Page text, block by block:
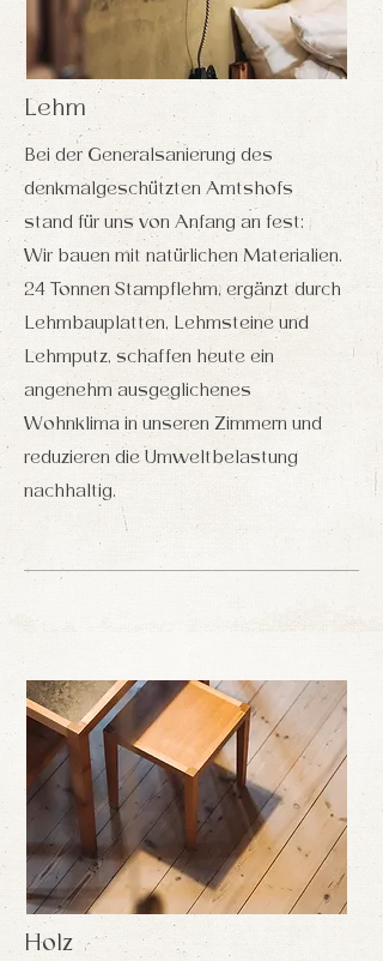
Lehm
Bei der Generalsanierung des
denkmalgeschützten Amtshofs
stand für uns von Anfang an fest:
Wir bauen mit natürlichen Materialien.
24 Tonnen Stampflehm, ergänzt durch
Lehmbauplatten, Lehmsteine und
Lehmputz, schaffen heute ein
angenehm ausgeglichenes
Wohnklima in unseren Zimmern und
reduzieren die Umweltbelastung
nachhaltig.
Holz